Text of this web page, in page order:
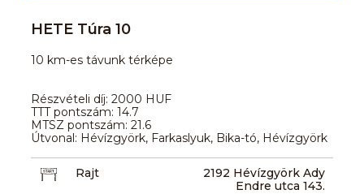
HETE Túra 10
10 km-es távunk térképe
Részvételi díj: 2000 HUF
TTT pontszám: 14.7
MTSZ pontszám: 21.6
Útvonal: Hévízgyörk, Farkaslyuk, Bika-tó, Hévízgyörk
Rajt
2192 Hévízgyörk Ady
Endre utca 143.